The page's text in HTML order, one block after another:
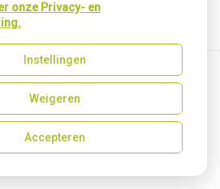
Zorg Online|Beheer
onze Privacy- en
Instellingen
Weigeren
Accepteren